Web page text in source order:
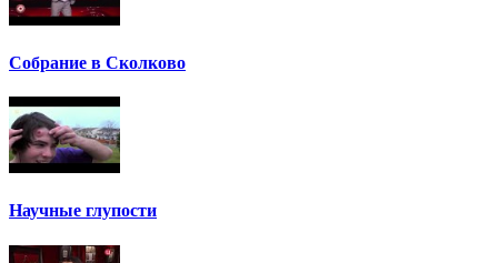
Собрание в Сколково
Научные глупости